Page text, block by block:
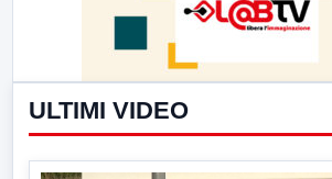
ULTIMI VIDEO